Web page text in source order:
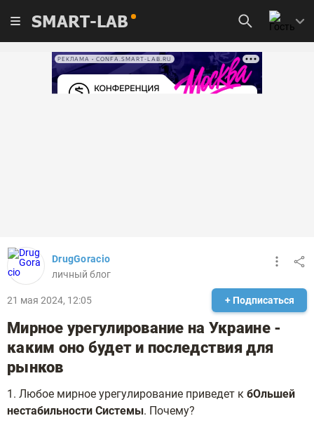
SMART-LAB
РЕКЛАМА • CONFA.SMART-LAB.RU
DrugGoracio
личный блог
21 мая 2024, 12:05 + Подписаться
Мирное урегулирование на Украине -
каким оно будет и последствия для
рынков
1. Любое мирное урегулирование приведет к бОльшей
нестабильности Системы. Почему?